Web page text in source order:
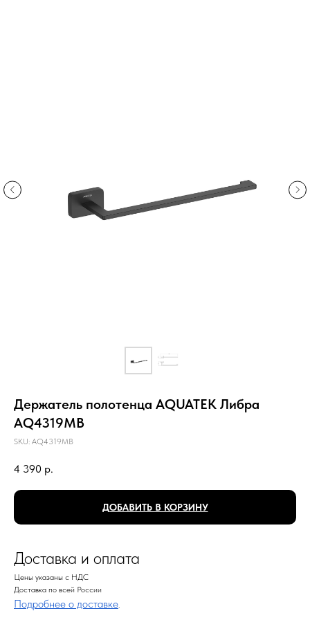
Держатель полотенца AQUATEK Либра
AQ4319MB
SKU: AQ4319MB
4 390 р.
ДОБАВИТЬ В КОРЗИНУ
Доставка и оплата
Цены указаны с НДС
Доставка по всей России
Подробнее о доставке.